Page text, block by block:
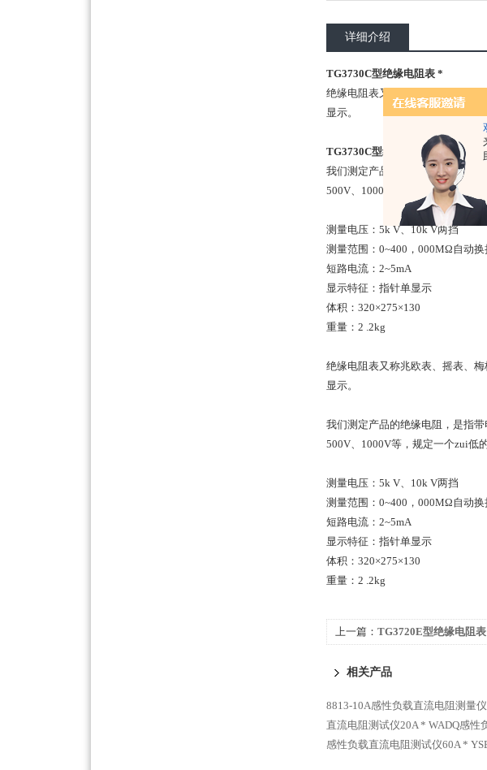
详细介绍
TG3730C型绝缘电阻表 *
绝缘电阻表又称兆欧表、摇表、
显示。
TG3730C型绝缘电阻表 *
我们测定产品的绝缘电阻，是指
500V、1000V等，规定一个zui低
测量电压：5k V、10k V两挡
测量范围：0~400，000MΩ自动换
短路电流：2~5mA
显示特征：指针单显示
体积：320×275×130
重量：2 .2kg
绝缘电阻表又称兆欧表、摇表、
显示。
我们测定产品的绝缘电阻，是指
500V、1000V等，规定一个zui低
测量电压：5k V、10k V两挡
测量范围：0~400，000MΩ自动换
短路电流：2~5mA
显示特征：指针单显示
体积：320×275×130
重量：2 .2kg
上一篇： TG3720E型绝缘电阻
相关产品
8813-10A感性负载直流电阻测量
直流电阻测试仪20A * WADQ感性
感性负载直流电阻测试仪60A *